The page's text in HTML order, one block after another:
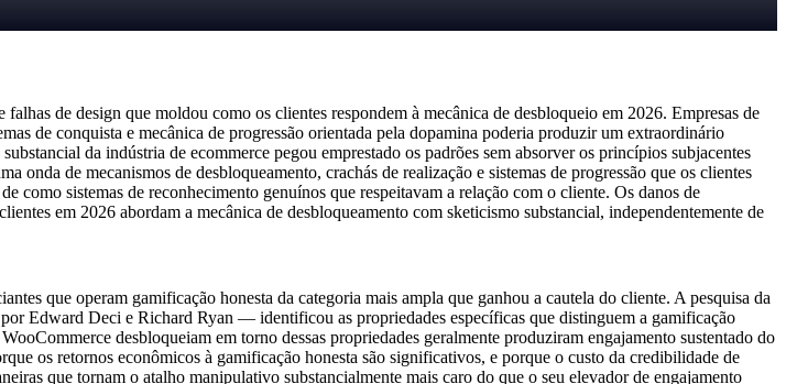
de design que moldou como os clientes respondem à mecânica de desbloqueio em 2026. Empresas de
de conquista e mecânica de progressão orientada pela dopamina poderia produzir um extraordinário
da indústria de ecommerce pegou emprestado os padrões sem absorver os princípios subjacentes
de mecanismos de desbloqueamento, crachás de realização e sistemas de progressão que os clientes
sistemas de reconhecimento genuínos que respeitavam a relação com o cliente. Os danos de
em 2026 abordam a mecânica de desbloqueamento com sketicismo substancial, independentemente de
que operam gamificação honesta da categoria mais ampla que ganhou a cautela do cliente. A pesquisa da
Edward Deci e Richard Ryan — identificou as propriedades específicas que distinguem a gamificação
desbloqueiam em torno dessas propriedades geralmente produziram engajamento sustentado do
os retornos econômicos à gamificação honesta são significativos, e porque o custo da credibilidade de
que tornam o atalho manipulativo substancialmente mais caro do que o seu elevador de engajamento